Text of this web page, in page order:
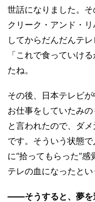
世話になりました。
クリーク・アンド・
してからだんだんテ
「これで食っていけ
たね。
その後、日本テレビ
お仕事をしていたみの
と言われたので、ダ
です。そういう状態
に“拾ってもらった”
テレの血になったと
――そうすると、夢を